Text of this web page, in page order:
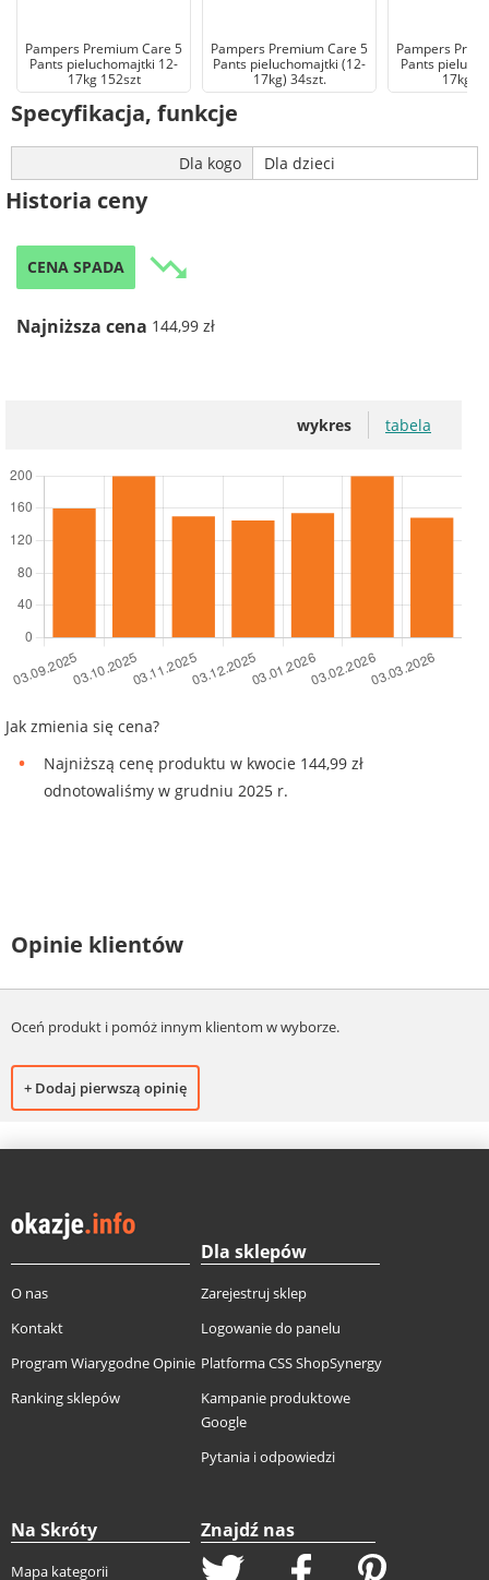
Pampers Premium Care 5
Pants pieluchomajtki 12-
17kg 152szt
Pampers Premium Care 5
Pants pieluchomajtki (12-
17kg) 34szt.
Pampers
Pants
17kg
Specyfikacja, funkcje
Dla kogo Dla dzieci
Historia ceny
CENA SPADA trending_down
Najniższa cena 144,99 zł
wykres tabela
Jak zmienia się cena?
Najniższą cenę produktu w kwocie 144,99 zł
odnotowaliśmy w grudniu 2025 r.
Opinie klientów
Oceń produkt i pomóż innym klientom w wyborze.
+ Dodaj pierwszą opinię
O nas
Kontakt
Program Wiarygodne Opinie
Ranking sklepów
Dla sklepów
Zarejestruj sklep
Logowanie do panelu
Platforma CSS ShopSynergy
Kampanie produktowe
Google
Pytania i odpowiedzi
Na Skróty
Mapa kategorii
Znajdź nas